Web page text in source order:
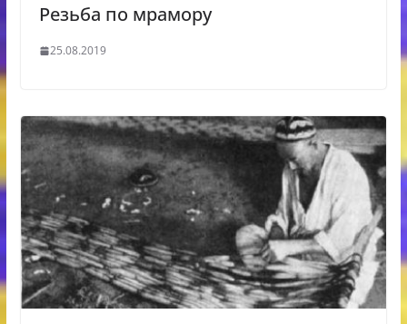
Резьба по мрамору
25.08.2019